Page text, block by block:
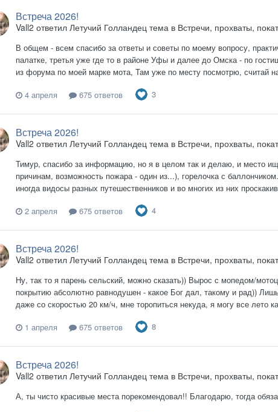
Встреча 2026!
Vall2 ответил Летучий Голландецтема в Встречи, прохваты,
В общем - всем спасибо за ответы и советы по моему вопросу,
палатке, третья уже где то в районе Уфы и далее до Омска - по
из форума по моей марке мота, Там уже по месту посмотрю, считай
4 апреля
675 ответов 3
Встреча 2026!
Vall2 ответил Летучий Голландецтема в Встречи, прохваты,
Тимур, спасибо за информацию, но я в целом так и делаю, и место
причинам, возможность пожара - один из...), горелочка с
иногда видосы разных путешественников и во многих из них
2 апреля
675 ответов 4
Встреча 2026!
Vall2 ответил Летучий Голландецтема в Встречи, прохваты,
Ну, так то я парень сельский, можно сказать)) Вырос с мопедом/
покрытию абсолютно равнодушен - какое Бог дал, такому и рад))
даже со скоростью 20 км/ч, мне торопиться некуда, я могу все лето
1 апреля
675 ответов 8
Встреча 2026!
Vall2 ответил Летучий Голландецтема в Встречи, прохваты,
А, ты чисто красивые места порекомендовал!! Благодарю, тогда